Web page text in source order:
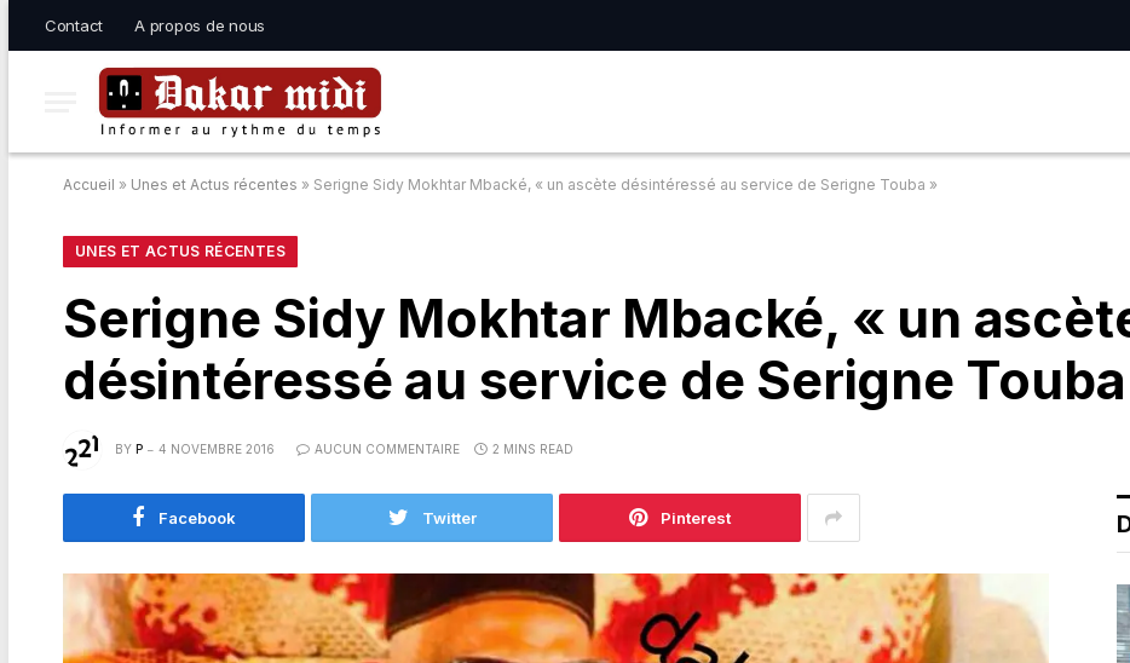
Contact A propos de nous
Accueil » Unes et Actus récentes » Serigne Sidy Mokhtar Mbacké, « un ascète désintéressé au service de Serigne Touba »
UNES ET ACTUS RÉCENTES
Serigne Sidy Mokhtar Mbacké, « un
désintéressé au service de Serigne
BY P 4 NOVEMBRE 2016 AUCUN COMMENTAIRE 2 MINS READ
Facebook Twitter Pinterest